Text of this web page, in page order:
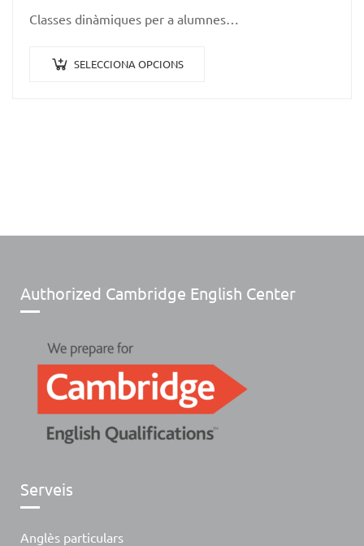
Classes dinàmiques per a alumnes…
SELECCIONA OPCIONS
Authorized Cambridge English Center
Serveis
Anglès particulars